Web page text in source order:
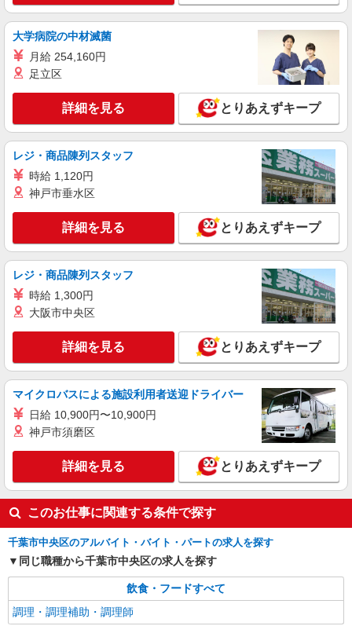
千葉県千葉市中央区南町2丁目10番17号 STC
ビル
キープ 詳細を見る
アルバイト パート
なか卯 蘇我店
接客・調理スタッフ（簡単な接客・調理・清
掃・など）
時給1170円 22:00〜翌5:00：時給1463円 高校
千葉県千葉市中央区南町2丁目10番17号 STC
キープ 詳細を見る
アルバイト パート
ピザハット 蘇我店
未経験OK！ピザハットピザメイクスタッフ
時給1,150円以上 平日 時給1,150円以上 土日・
祝日 時給1,150円以上 高校生 時給1,150円以上
千葉県千葉市中央区南町1-2-12
キープ 詳細を見る
大学病院の中材滅菌
月給 254,160円
足立区
詳細を見る とりあえずキープ
レジ・商品陳列スタッフ
時給 1,120円
神戸市垂水区
詳細を見る とりあえずキープ
レジ・商品陳列スタッフ
時給 1,300円
大阪市中央区
詳細を見る とりあえずキープ
マイクロバスによる施設利用者送迎ドライバー
日給 10,900円〜10,900円
神戸市須磨区
詳細を見る とりあえずキープ
このお仕事に関連する条件で探す
千葉市中央区のアルバイト・バイト・パートの求人を探す
同じ職種から千葉市中央区の求人を探す
飲食・フードすべて
調理・調理補助・調理師